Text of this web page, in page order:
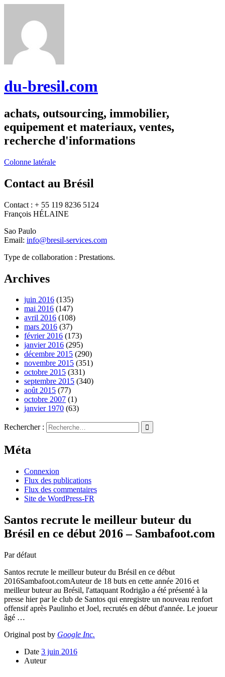
du-bresil.com
achats, outsourcing, immobilier,
equipement et materiaux, ventes,
recherche d'informations
Colonne latérale
Contact au Brésil
Contact : + 55 119 8236 5124
François HÉLAINE
Sao Paulo
Email: info@bresil-services.com
Type de collaboration : Prestations.
Archives
juin 2016 (135)
mai 2016 (147)
avril 2016 (108)
mars 2016 (37)
février 2016 (173)
janvier 2016 (295)
décembre 2015 (290)
novembre 2015 (351)
octobre 2015 (331)
septembre 2015 (340)
août 2015 (77)
octobre 2007 (1)
janvier 1970 (63)
Rechercher :
Méta
Connexion
Flux des publications
Flux des commentaires
Site de WordPress-FR
Santos recrute le meilleur buteur du
Brésil en ce début 2016 – Sambafoot.com
Par défaut
Santos recrute le meilleur buteur du Brésil en ce début
2016Sambafoot.comAuteur de 18 buts en cette année 2016 et
meilleur buteur au Brésil, l'attaquant Rodrigão a été présenté à la
presse hier par le club de Santos qui enregistre un nouveau renfort
offensif après Paulinho et Joel, recrutés en début d'année. Le joueur
âgé …
Original post by Google Inc.
Date 3 juin 2016
Auteur